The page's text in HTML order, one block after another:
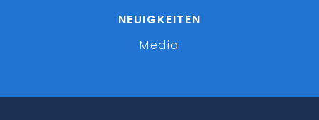
NEUIGKEITEN
Media